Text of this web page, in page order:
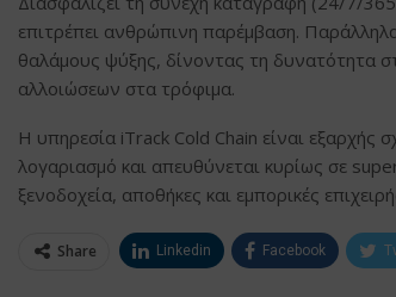
επιτρέπει ανθρώπινη παρέμβαση.
θαλάμους ψύξης, δίνοντας τη δυνατότητα
αλλοιώσεων στα τρόφιμα.
Η υπηρεσία iTrack Cold Chain είναι
λογαριασμό και απευθύνεται κυρίως σε
ξενοδοχεία, αποθήκες και εμπορικές
Share Linkedin Facebook